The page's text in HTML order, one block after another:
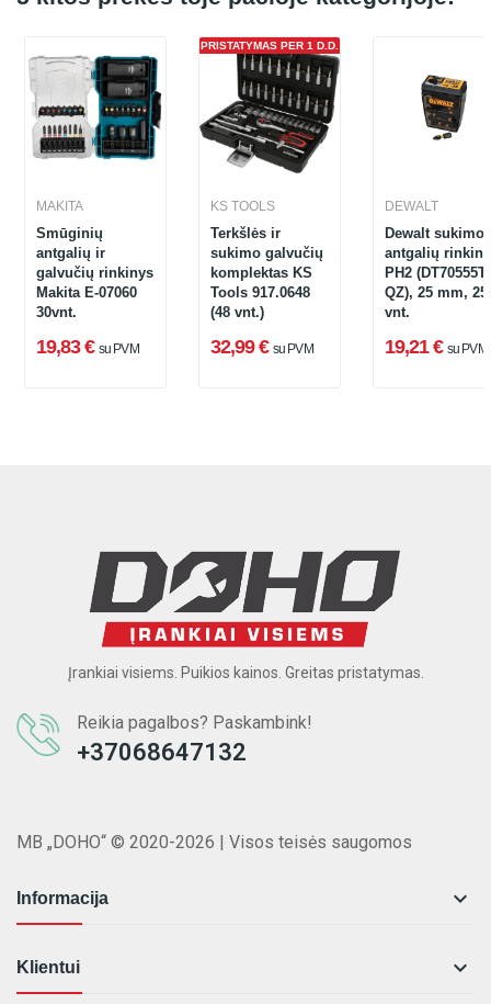
MAKITA
Smūginių
antgalių ir
galvučių rinkinys
Makita E-07060
30vnt.
19,83 € su PVM
PRISTATYMAS PER 1 D.D.
KS TOOLS
Terkšlės ir
sukimo galvučių
komplektas KS
Tools 917.0648
(48 vnt.)
32,99 € su PVM
DEWALT
Dewalt sukimo
antgalių
PH2 (DT70555T-
QZ), 25 mm, 25
vnt.
19,21 € su PVM
Įrankiai visiems. Puikios kainos. Greitas pristatymas.
Reikia pagalbos? Paskambink!
+37068647132
MB „DOHO“ © 2020-2026 | Visos teisės saugomos
Informacija 
Klientui 